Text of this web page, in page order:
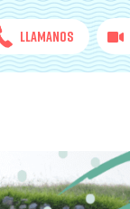
Llamanos